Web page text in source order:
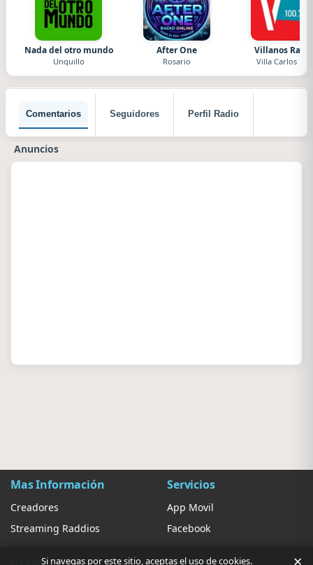
Nada del otro mundo
Unquillo
After One
Rosario
Villanos
Villa Carlos Paz
Comentarios Seguidores Perfil Radio
Anuncios
Mas Información
Creadores
Streaming Raddios
Servicios
App Movil
Facebook
Ayuda Ajustes
Si navegas por este sitio, aceptas el uso de cookies. ×